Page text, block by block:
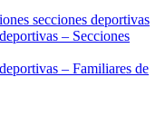
secciones deportivas
– Secciones
– Familiares de